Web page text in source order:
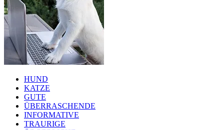
HUND
KATZE
GUTE
ÜBERRASCHENDE
INFORMATIVE
TRAURIGE